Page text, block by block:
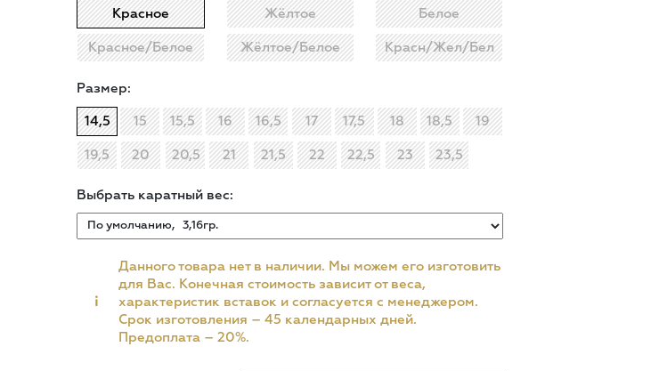
Красное Жёлтое Белое
Красное/Белое Жёлтое/Белое Красн/Жел/Бел
Размер:
14,5 15 15,5 16 16,5 17 17,5 18 18,5 19
19,5 20 20,5 21 21,5 22 22,5 23 23,5
Выбрать каратный вес:
i
Данного товара нет в наличии. Мы можем его изготовить
для Вас. Конечная стоимость зависит от веса,
характеристик вставок и согласуется с менеджером.
Срок изготовления – 45 календарных дней.
Предоплата – 20%.